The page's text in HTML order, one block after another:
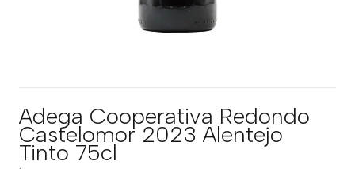
Adega Cooperativa Redondo
Castelomor 2023 Alentejo
Tinto 75cl